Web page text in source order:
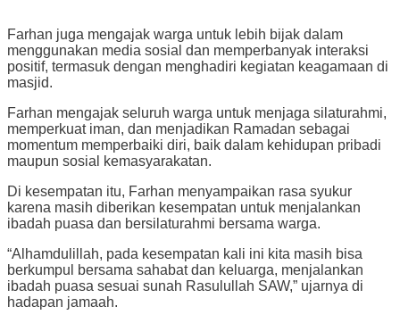
Farhan juga mengajak warga untuk lebih bijak dalam
menggunakan media sosial dan memperbanyak interaksi
positif, termasuk dengan menghadiri kegiatan keagamaan di
masjid.
Farhan mengajak seluruh warga untuk menjaga silaturahmi,
memperkuat iman, dan menjadikan Ramadan sebagai
momentum memperbaiki diri, baik dalam kehidupan pribadi
maupun sosial kemasyarakatan.
Di kesempatan itu, Farhan menyampaikan rasa syukur
karena masih diberikan kesempatan untuk menjalankan
ibadah puasa dan bersilaturahmi bersama warga.
“Alhamdulillah, pada kesempatan kali ini kita masih bisa
berkumpul bersama sahabat dan keluarga, menjalankan
ibadah puasa sesuai sunah Rasulullah SAW,” ujarnya di
hadapan jamaah.